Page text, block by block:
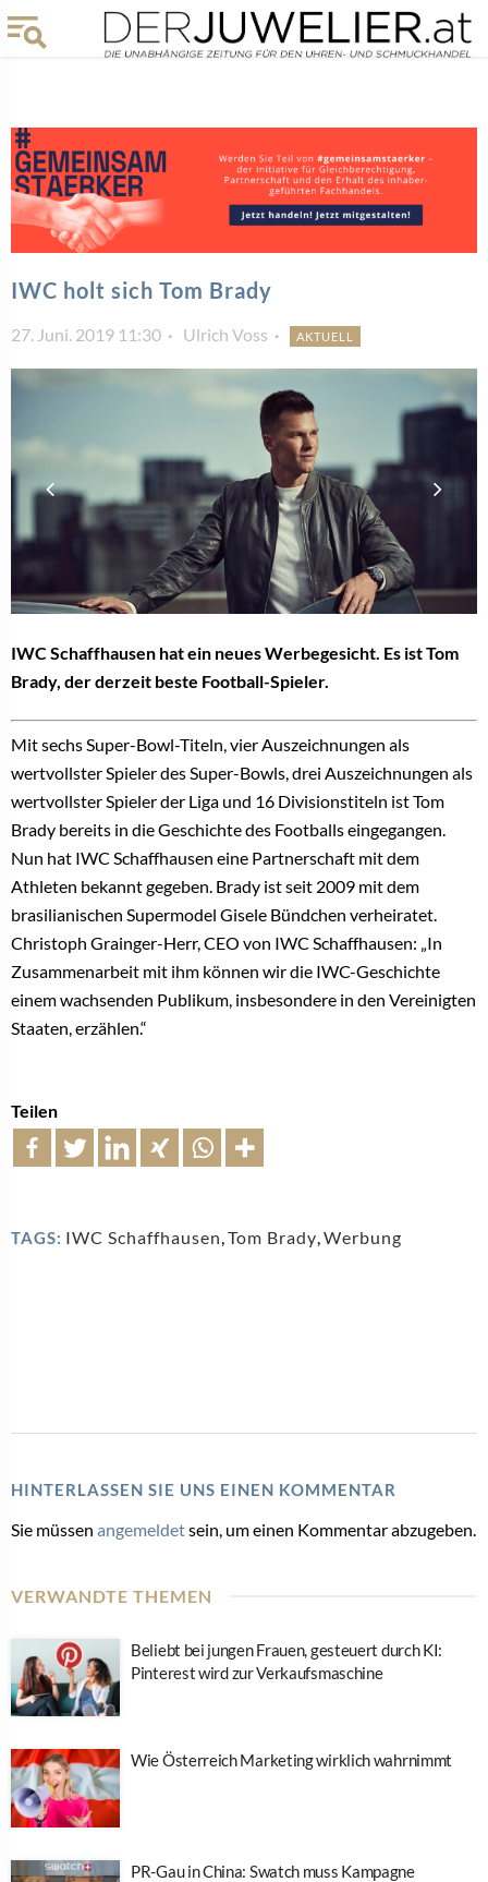
IWC holt sich Tom Brady
27. Juni. 2019 11:30 Ulrich Voss AKTUELL
IWC Schaffhausen hat ein neues Werbegesicht. Es ist Tom
Brady, der derzeit beste Football-Spieler.
Mit sechs Super-Bowl-Titeln, vier Auszeichnungen als
wertvollster Spieler des Super-Bowls, drei Auszeichnungen als
wertvollster Spieler der Liga und 16 Divisionstiteln ist Tom
Brady bereits in die Geschichte des Footballs eingegangen.
Nun hat IWC Schaffhausen eine Partnerschaft mit dem
Athleten bekannt gegeben. Brady ist seit 2009 mit dem
brasilianischen Supermodel Gisele Bündchen verheiratet.
Christoph Grainger-Herr, CEO von IWC Schaffhausen: „In
Zusammenarbeit mit ihm können wir die IWC-Geschichte
einem wachsenden Publikum, insbesondere in den Vereinigten
Staaten, erzählen.“
Teilen
TAGS: IWC Schaffhausen,Tom Brady,Werbung
HINTERLASSEN SIE UNS EINEN KOMMENTAR
Sie müssen angemeldetsein, um einen Kommentar abzugeben.
VERWANDTE THEMEN
Beliebt bei jungen Frauen, gesteuert durch KI:
Pinterest wird zur Verkaufsmaschine
Wie Österreich Marketing wirklich wahrnimmt
PR-Gau in China: Swatch muss Kampagne